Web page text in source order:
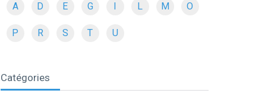
A D E G I L M O
P R S T U
Catégories